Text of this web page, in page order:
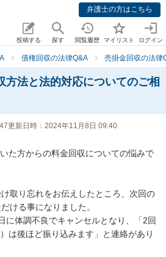
弁護士の方はこちら
投稿する 探す 閲覧履歴 マイリスト ログイン
債権回収の法律Q&A 売掛金回収の法律
方法と法的対応についてのご相
更新日時： 2024年11月8日 09:40
た方からの料金回収についての悩みで
取り忘れをお伝えしたところ、次回の
ける事になりました。
に体調不良でキャンセルとなり、「2回
は後ほど振り込みます」と連絡があり